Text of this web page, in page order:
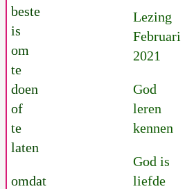
beste
is
om
te
doen
of
te
laten
omdat
Lezing
Februari
2021
God
leren
kennen
God is
liefde